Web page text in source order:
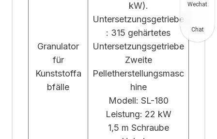
Granulator
für
Kunststoffa
bfälle
kW).
Untersetzungsgetriebe
: 315 gehärtetes
Untersetzungsgetriebe
Zweite
Pelletherstellungsmasc
hine
Modell: SL-180
Leistung: 22 kW
1,5 m Schraube
Wechat
Chat